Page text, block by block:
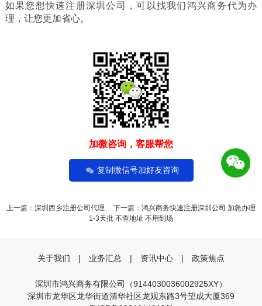
如果您想快速注册深圳公司，可以找我们鸿兴商务代为办
理，让您更加省心。
加微咨询，客服帮您
复制微信号加好友咨询
上一篇： 深圳西乡注册公司代理 下一篇： 鸿兴商务快速注册深圳公司 加急办理
1-3天批 不查地址 不用到场
关于我们 | 业务汇总 | 资讯中心 | 政策焦点
深圳市鸿兴商务有限公司（9144030036002925XY）
深圳市龙华区龙华街道清华社区龙观东路3号望成大厦369